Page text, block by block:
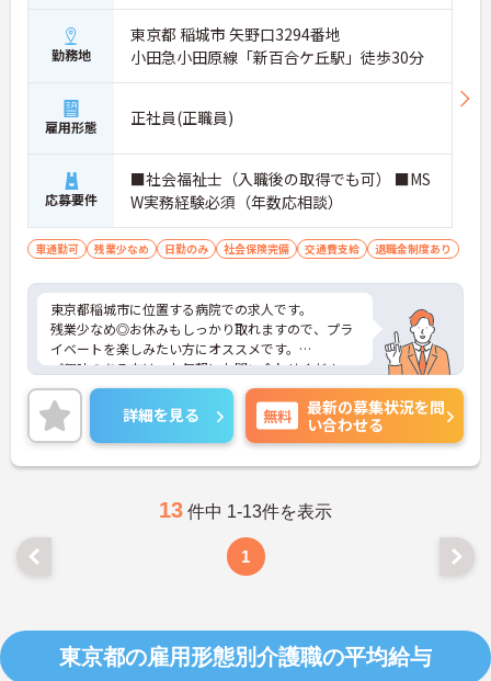
勤務地
東京都 稲城市 矢野口3294番地
小田急小田原線「新百合ケ丘駅」徒歩30分
雇用形態 正社員(正職員)
応募要件
■社会福祉士（入職後の取得でも可） ■MS
W実務経験必須（年数応相談）
車通勤可 残業少なめ 日勤のみ 社会保険完備 交通費支給 退職金制度あり
東京都稲城市に位置する病院での求人です。
残業少なめ◎お休みもしっかり取れますので、プラ
イベートを楽しみたい方にオススメです。
ご興味のある方は、お気軽にお問い合わせくださ
い。
詳細を見る 無料
最新の募集状況を問
い合わせる
13 件中 1-13件を表示
1
東京都の雇用形態別介護職の平均給与